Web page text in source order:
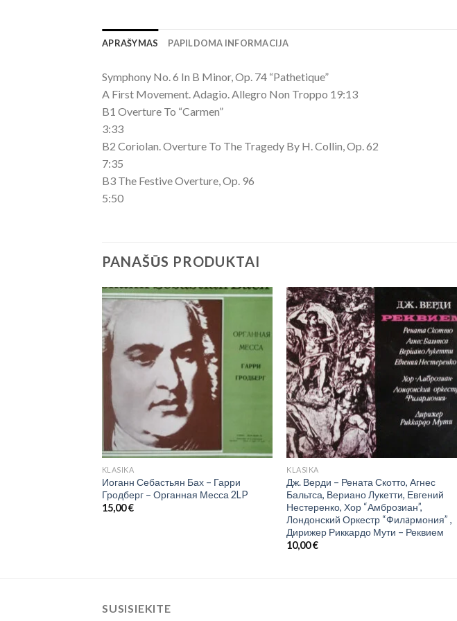
APRAŠYMAS PAPILDOMA INFORMACIJA
Symphony No. 6 In B Minor, Op. 74 “Pathetique”
A First Movement. Adagio. Allegro Non Troppo 19:13
B1 Overture To “Carmen”
3:33
B2 Coriolan. Overture To The Tragedy By H. Collin, Op. 62
7:35
B3 The Festive Overture, Op. 96
5:50
PANAŠŪS PRODUKTAI
KLASIKA
Иоганн Себастьян Бах – Гарри
Гродберг – Органная Месса 2LP
15,00€
KLASIKA
Дж. Верди – Рената Скотто, Агнес
Бальтса, Вериано Лукетти, Евгений
Нестеренко, Хор “Амброзиан”,
Лондонский Оркестр “Филaрмония” ,
Дирижер Риккардо Мути – Реквием
10,00€
SUSISIEKITE